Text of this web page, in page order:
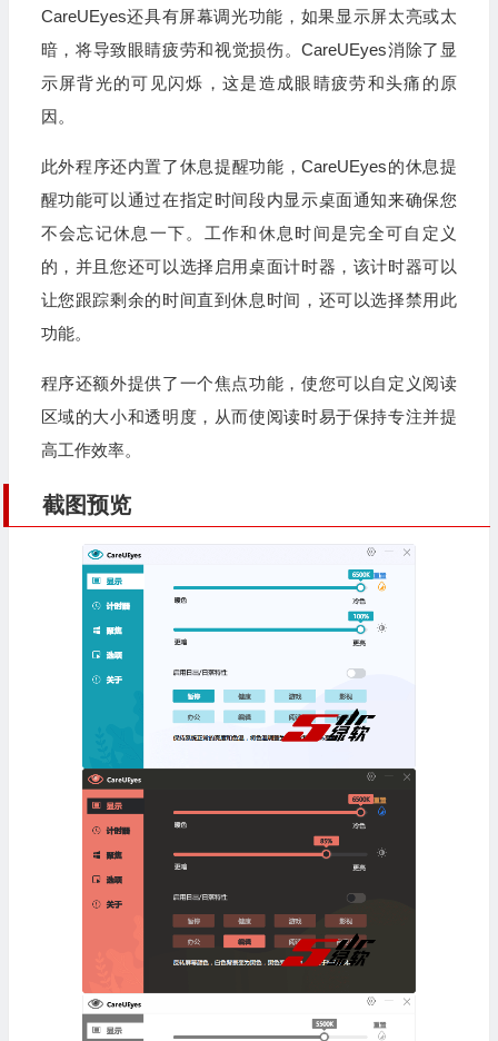
CareUEyes还具有屏幕调光功能，如果显示屏太亮或太
暗，将导致眼睛疲劳和视觉损伤。CareUEyes消除了显
示屏背光的可见闪烁，这是造成眼睛疲劳和头痛的原
因。
此外程序还内置了休息提醒功能，CareUEyes的休息提
醒功能可以通过在指定时间段内显示桌面通知来确保您
不会忘记休息一下。工作和休息时间是完全可自定义
的，并且您还可以选择启用桌面计时器，该计时器可以
让您跟踪剩余的时间直到休息时间，还可以选择禁用此
功能。
程序还额外提供了一个焦点功能，使您可以自定义阅读
区域的大小和透明度，从而使阅读时易于保持专注并提
高工作效率。
截图预览